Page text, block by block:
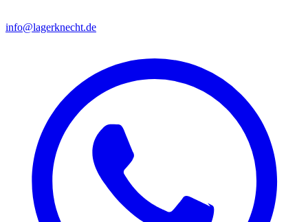
info@lagerknecht.de